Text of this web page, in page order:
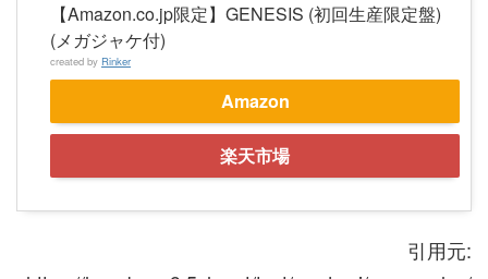
【Amazon.co.jp限定】GENESIS (初回生産限定盤)
(メガジャケ付)
created by Rinker
Amazon
楽天市場
引用元: